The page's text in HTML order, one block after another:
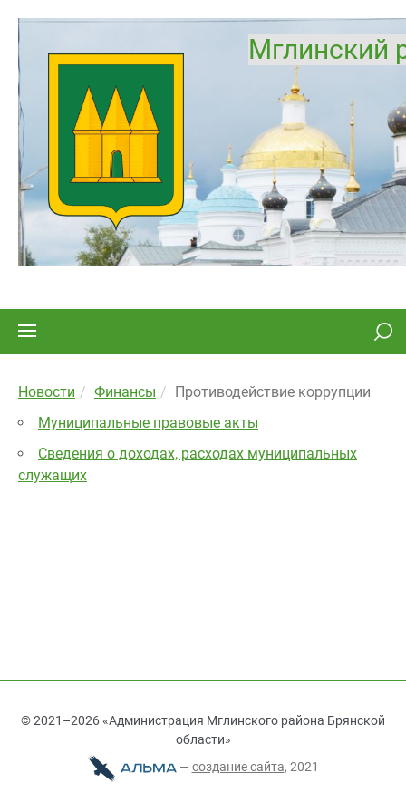
Мглинский
Новости Финансы
Противодействие коррупции
Муниципальные правовые акты
Сведения о доходах, расходах муниципальных
служащих
© 2021–2026 «Администрация Мглинского района Брянской
области»
— cоздание сайта, 2021